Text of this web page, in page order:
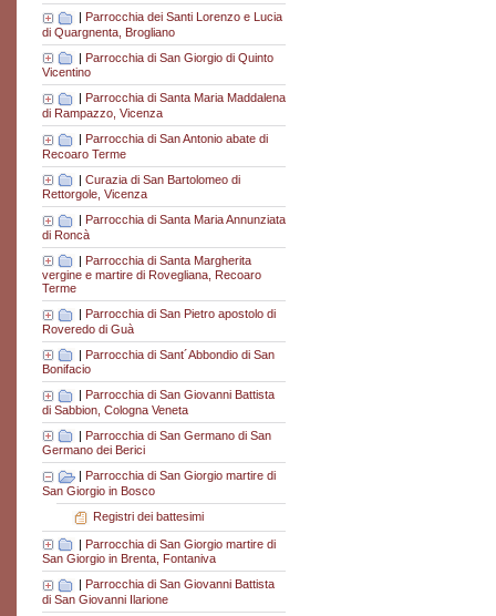
Parrocchia dei Santi Lorenzo e Lucia
di Quargnenta, Brogliano
| Parrocchia di San Giorgio di Quinto
Vicentino
Parrocchia di Santa Maria Maddalena
di Rampazzo, Vicenza
| Parrocchia di San Antonio abate di
Recoaro Terme
| Curazia di San Bartolomeo di
Rettorgole, Vicenza
| Parrocchia di Santa Maria Annunziata
di Roncà
| Parrocchia di Santa Margherita
vergine e martire di Rovegliana, Recoaro
Terme
Parrocchia di San Pietro apostolo di
Roveredo di Guà
| Parrocchia di Sant´Abbondio di San
Bonifacio
Parrocchia di San Giovanni Battista
di Sabbion, Cologna Veneta
| Parrocchia di San Germano di San
Germano dei Berici
Parrocchia di San Giorgio martire di
San Giorgio in Bosco
Registri dei battesimi
| Parrocchia di San Giorgio martire di
San Giorgio in Brenta, Fontaniva
| Parrocchia di San Giovanni Battista
di San Giovanni Ilarione